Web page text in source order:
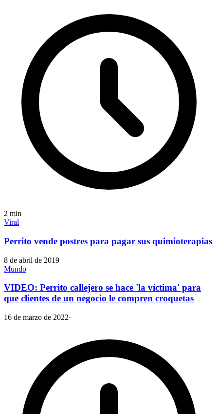
2 min
Viral
Perrito vende postres para pagar sus quimioterapias
8 de abril de 2019
Mundo
VIDEO: Perrito callejero se hace 'la víctima' para
que clientes de un negocio le compren croquetas
16 de marzo de 2022·